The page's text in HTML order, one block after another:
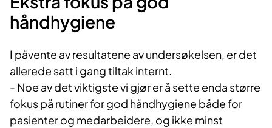
håndhygiene
I påvente av resultatene av undersøkelsen, er det
allerede satt i gang tiltak internt.
- Noe av det viktigste vi gjør er å sette enda større
fokus på rutiner for god håndhygiene både for
pasienter og medarbeidere, og ikke minst